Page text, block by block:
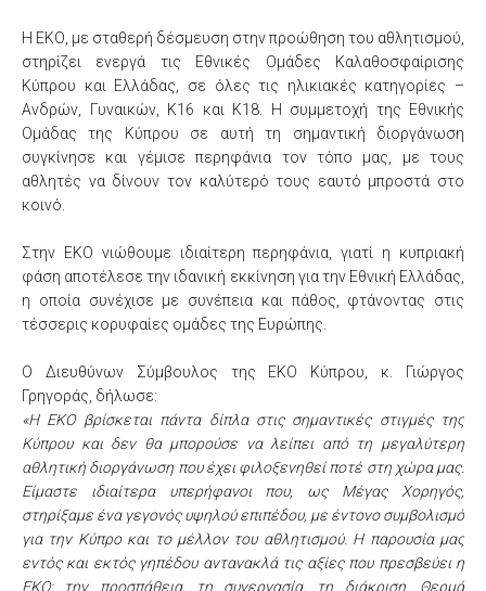
Η ΕΚΟ, με σταθερή δέσμευση στην προώθηση του αθλητισμού,
στηρίζει ενεργά τις Εθνικές Ομάδες Καλαθοσφαίρισης
Κύπρου και Ελλάδας, σε όλες τις ηλικιακές κατηγορίες –
Ανδρών, Γυναικών, Κ16 και Κ18. Η συμμετοχή της Εθνικής
Ομάδας της Κύπρου σε αυτή τη σημαντική διοργάνωση
συγκίνησε και γέμισε περηφάνια τον τόπο μας, με τους
αθλητές να δίνουν τον καλύτερό τους εαυτό μπροστά στο
κοινό.
Στην ΕΚΟ νιώθουμε ιδιαίτερη περηφάνια, γιατί η κυπριακή
φάση αποτέλεσε την ιδανική εκκίνηση για την Εθνική Ελλάδας,
η οποία συνέχισε με συνέπεια και πάθος, φτάνοντας στις
τέσσερις κορυφαίες ομάδες της Ευρώπης.
Ο Διευθύνων Σύμβουλος της ΕΚΟ Κύπρου, κ. Γιώργος
Γρηγοράς, δήλωσε:
«Η ΕΚΟ βρίσκεται πάντα δίπλα στις σημαντικές στιγμές της
Κύπρου και δεν θα μπορούσε να λείπει από τη μεγαλύτερη
αθλητική διοργάνωση που έχει φιλοξενηθεί ποτέ στη χώρα μας.
Είμαστε ιδιαίτερα υπερήφανοι που, ως Μέγας Χορηγός,
στηρίξαμε ένα γεγονός υψηλού επιπέδου, με έντονο συμβολισμό
για την Κύπρο και το μέλλον του αθλητισμού. Η παρουσία μας
εντός και εκτός γηπέδου αντανακλά τις αξίες που πρεσβεύει η
ΕΚΟ: την προσπάθεια, τη συνεργασία, τη διάκριση. Θερμά